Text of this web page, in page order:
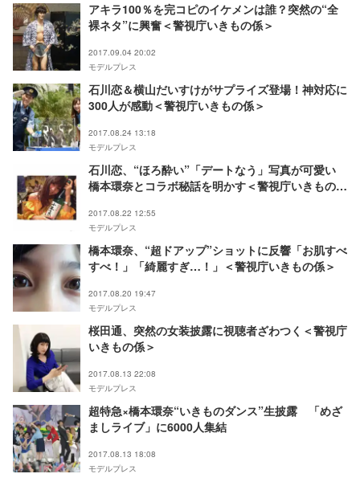
アキラ100％を完コピのイケメンは誰？突然の“全
裸ネタ”に興奮＜警視庁いきもの係＞
2017.09.04 20:02
モデルプレス
石川恋＆横山だいすけがサプライズ登場！神対応に
300人が感動＜警視庁いきもの係＞
2017.08.24 13:18
モデルプレス
石川恋、“ほろ酔い”「デートなう」写真が可愛い
橋本環奈とコラボ秘話を明かす＜警視庁いきもの係
2017.08.22 12:55
モデルプレス
橋本環奈、“超ドアップ”ショットに反響「お肌すべ
すべ！」「綺麗すぎ…！」＜警視庁いきもの係＞
2017.08.20 19:47
モデルプレス
桜田通、突然の女装披露に視聴者ざわつく＜警視庁
いきもの係＞
2017.08.13 22:08
モデルプレス
超特急×橋本環奈“いきものダンス”生披露 「めざ
ましライブ」に6000人集結
2017.08.13 18:08
モデルプレス